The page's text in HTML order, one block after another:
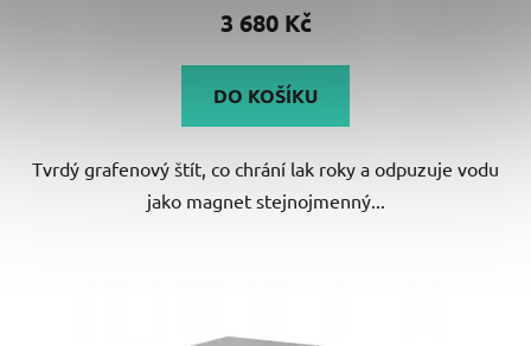
3 680 Kč
DO KOŠÍKU
Tvrdý grafenový štít, co chrání lak roky a odpuzuje vodu
jako magnet stejnojmenný...